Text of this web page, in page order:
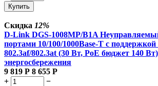
Купить
Скидка 12%
D-Link DGS-1008MP/B1A
портами 10/100/1000Base-T с поддержкой
802.3af/802.3at (30 Вт, PoE бюджет 140
энергосбережения
9 819 Р 8 655 Р
+
−